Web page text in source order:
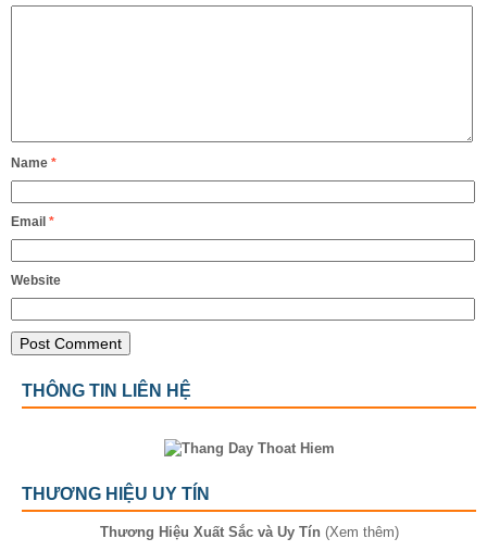
Name *
Email *
Website
THÔNG TIN LIÊN HỆ
THƯƠNG HIỆU UY TÍN
Thương Hiệu Xuất Sắc và Uy Tín (Xem thêm)